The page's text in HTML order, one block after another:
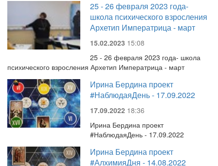
25 - 26 февраля 2023 года-
школа психического взросления
Архетип Императрица - март
15.02.2023 15:08
25 - 26 февраля 2023 года- школа
психического взросления Архетип Императрица - март
Ирина Бердина проект
#НаблюдаяДень - 17.09.2022
17.09.2022 18:36
Ирина Бердина проект
#НаблюдаяДень - 17.09.2022
Ирина Бердина проект
#АлхимияДня - 14.08.2022